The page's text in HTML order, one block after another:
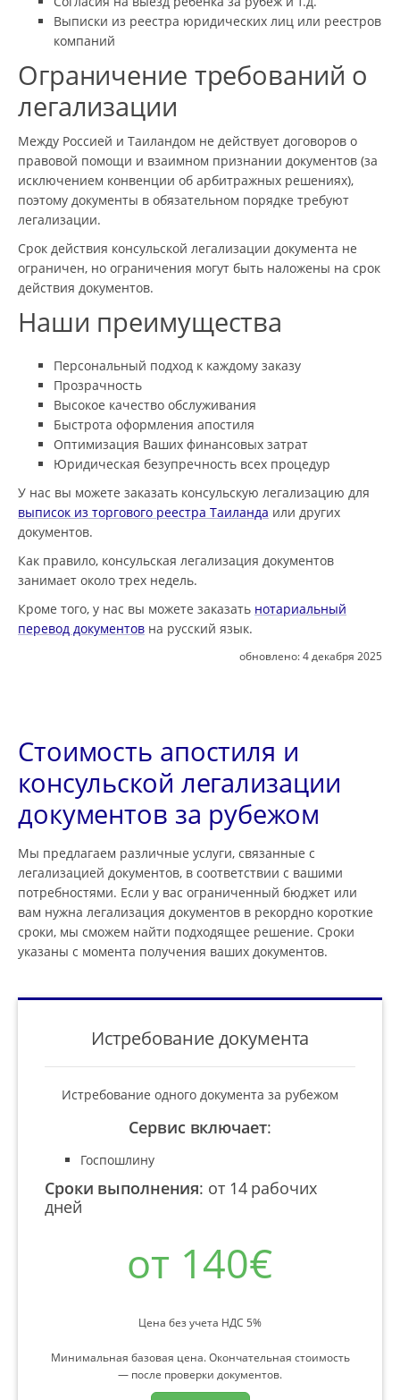
Выписки из реестра юридических лиц или реестров
компаний
Ограничение требований о
легализации
Между Россией и Таиландом не действует договоров о
правовой помощи и взаимном признании документов (за
исключением конвенции об арбитражных решениях),
поэтому документы в обязательном порядке требуют
легализации.
Срок действия консульской легализации документа не
ограничен, но ограничения могут быть наложены на срок
действия документов.
Наши преимущества
Персональный подход к каждому заказу
Прозрачность
Высокое качество обслуживания
Быстрота оформления апостиля
Оптимизация Ваших финансовых затрат
Юридическая безупречность всех процедур
У нас вы можете заказать консульскую легализацию для
выписок из торгового реестра Таиланда или других
документов.
Как правило, консульская легализация документов
занимает около трех недель.
Кроме того, у нас вы можете заказать нотариальный
перевод документов на русский язык.
обновлено:4 декабря 2025
Стоимость апостиля и
консульской легализации
документов за рубежом
Мы предлагаем различные услуги, связанные с
легализацией документов, в соответствии с вашими
потребностями. Если у вас ограниченный бюджет или
вам нужна легализация документов в рекордно короткие
сроки, мы сможем найти подходящее решение. Сроки
указаны с момента получения ваших документов.
Истребование документа
Истребование одного документа за рубежом
Сервис включает:
Госпошлину
Сроки выполнения: от 14 рабочих
дней
от 140€
Цена без учета НДС 5%
Минимальная базовая цена. Окончательная стоимость
— после проверки документов.